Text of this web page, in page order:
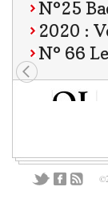
N°25
2020 :
N° 66